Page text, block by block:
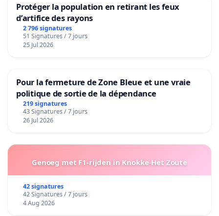
Protéger la population en retirant les feux
d’artifice des rayons
2 796 signatures
51 Signatures / 7 jours
25 Jul 2026
Pour la fermeture de Zone Bleue et une vraie
politique de sortie de la dépendance
219 signatures
43 Signatures / 7 jours
26 Jul 2026
Genoeg met F1-rijden in Knokke-Het Zoute
42 signatures
42 Signatures / 7 jours
4 Aug 2026